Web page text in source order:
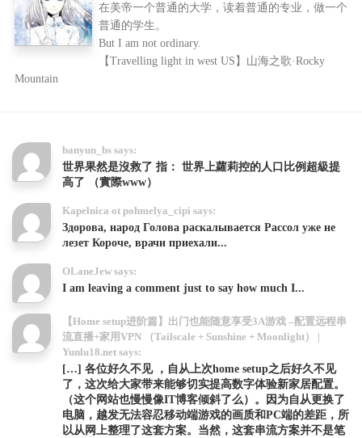
在美帝一个普通的大学，读着普通的专业，做一个
普通的学生。
But I am not ordinary.
【Travelling light in west US】山海之歌·Rocky
Mountain
banyun_bs says:
世界果然是沒救了 指： 世界上蘿莉控的人口比例超級提
高了 （實際www）
Kapelnica ot pohmelya_cipi says:
Здорова, народ Голова раскалывается Рассол уже не
лезет Короче, врачи приехали...
OLaneJew says:
I am leaving a comment just to say how much I...
【Home setup进阶篇】出门也能随意享受3A游戏 –配置远程串
流直播+家用VPN （Tailscale + Sunshine + Moonlight） |
Yunlu18.net says:
[…] 各位好久不见 ，自从上次home setup之后好久不见
了，这次给大家带来能够切实提高数字体验新家居配置。
（这个网站也慢慢像IT博客倾斜了么）。因为自从更换了
电脑，越发无法容忍移动端游戏的画质和PC端的差距，所
以从网上整理了这套方案。当然，这套串流方案并不是笔